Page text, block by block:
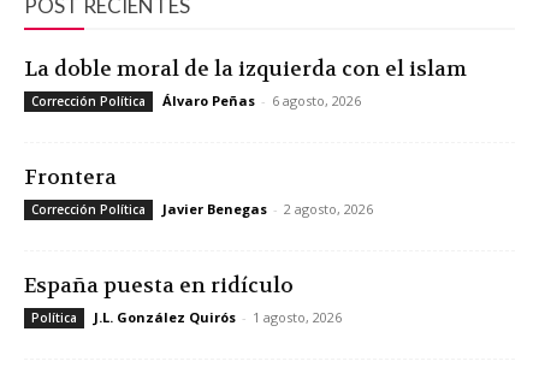
POST RECIENTES
La doble moral de la izquierda con el islam
Corrección Política Álvaro Peñas - 6 agosto, 2026
Frontera
Corrección Política Javier Benegas - 2 agosto, 2026
España puesta en ridículo
Política J.L. González Quirós - 1 agosto, 2026